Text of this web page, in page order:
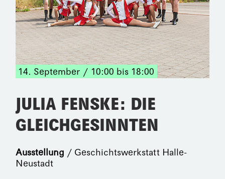
14. September 10:00 bis 18:00
JULIA FENSKE: DIE
GLEICHGESINNTEN
Ausstellung / Geschichtswerkstatt Halle-
Neustadt